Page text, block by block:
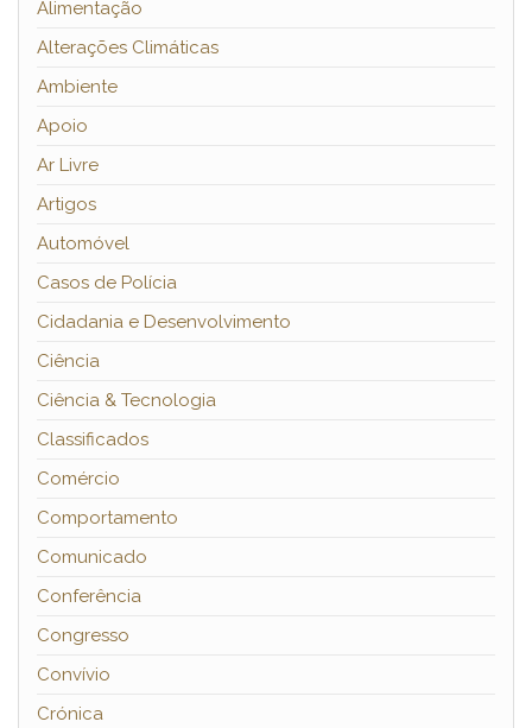
Alimentação
Alterações Climáticas
Ambiente
Apoio
Ar Livre
Artigos
Automóvel
Casos de Polícia
Cidadania e Desenvolvimento
Ciência
Ciência & Tecnologia
Classificados
Comércio
Comportamento
Comunicado
Conferência
Congresso
Convívio
Crónica